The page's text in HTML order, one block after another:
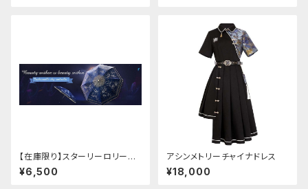
【在庫限り】スターリーロリータ
アンブレラ
¥6,500
アシンメトリーチャイナドレス
¥18,000